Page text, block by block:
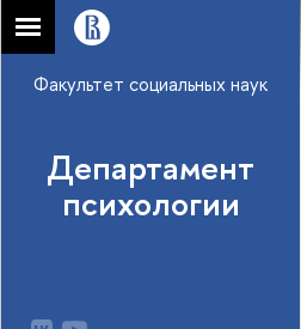
Факультет социальных наук
Департамент
психологии